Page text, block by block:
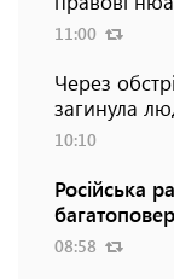
11:00
Через
загинула
10:10
Російська
08:58